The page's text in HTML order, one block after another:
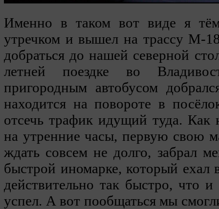
Именно в таком вот виде я
утречком и вышел на трассу М-
добраться до нашей северной
летней поездке во
пригородным автобусом
находится на повороте в
отсечь трафик идущий туда. Как
на утренние часы, первую свою
ждать совсем не долго, забрал
быстрой иномарке, который
действительно так быстро, что и
успел. А вот пообщаться мы